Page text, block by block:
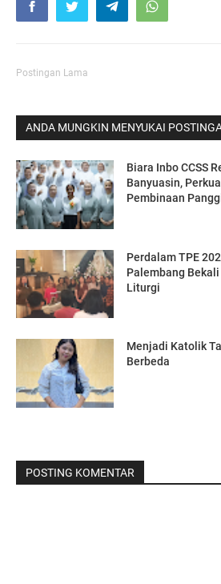
Postingan Lama
ANDA MUNGKIN MENYUKAI
Biara Inbo CCSS
Banyuasin,
Pembinaan
Perdalam TPE
Palembang
Liturgi
Menjadi Katolik
Berbeda
POSTING KOMENTAR